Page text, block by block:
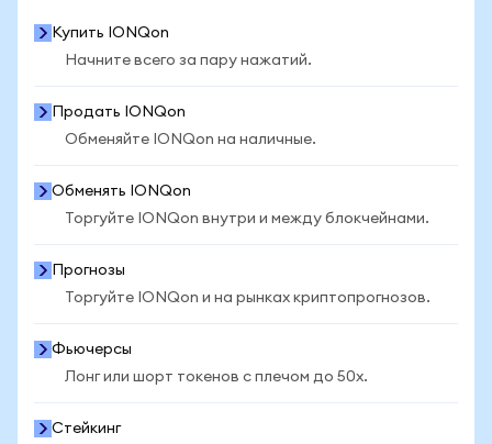
Купить IONQon
Начните всего за пару нажатий.
Продать IONQon
Обменяйте IONQon на наличные.
Обменять IONQon
Торгуйте IONQon внутри и между блокчейнами.
Прогнозы
Торгуйте IONQon и на рынках криптопрогнозов.
Фьючерсы
Лонг или шорт токенов с плечом до 50x.
Стейкинг